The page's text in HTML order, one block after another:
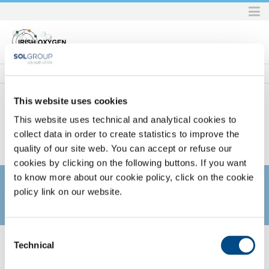
This website uses cookies
This website uses technical and analytical cookies to
collect data in order to create statistics to improve the
quality of our site web. You can accept or refuse our
cookies by clicking on the following buttons. If you want
to know more about our cookie policy, click on the cookie
policy link on our website.
Selection
Technical
to
navigation
Home SOL per la sanità Servizi
Servizi tecnici
Corsi di formazione per la clientela
SOL PER LA SANITÀ
Un servizio consolidato che riscuote sempre il gradimento della
clientela. Oggi una proposta differenziata per ciascuna delle